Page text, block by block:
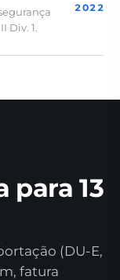
Div. 1.
2022
para 13
(DU-E,
fatura